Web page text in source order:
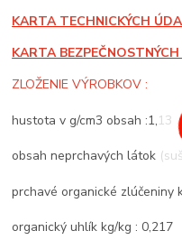
KARTA TECHNICKÝCH
KARTA
ZLOŽENIE VÝROBKOV :
hustota v g/cm3 obsah :1,13
obsah neprchavých látok
prchavé organické zlúčeniny
organický uhlík kg/kg : 0,217